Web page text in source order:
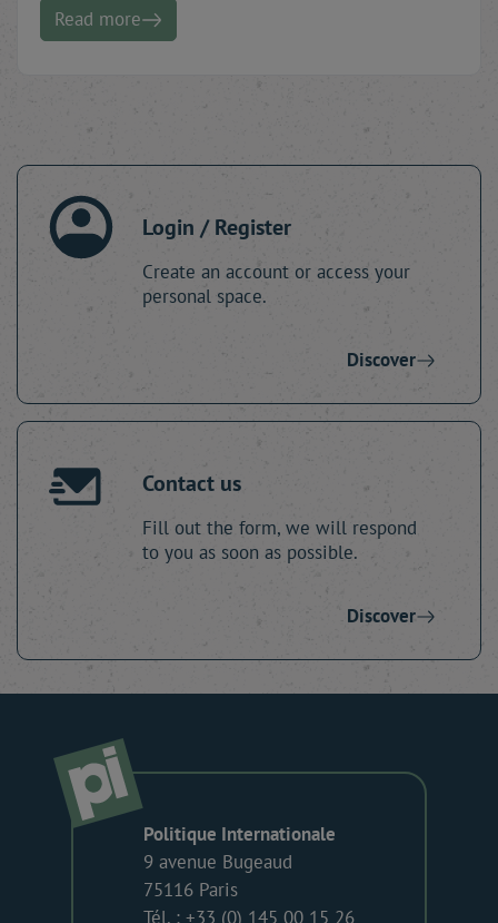
Read more
Login / Register
Create an account or access your
personal space.
Discover
Contact us
Fill out the form, we will respond
to you as soon as possible.
Discover
Politique Internationale
9 avenue Bugeaud
75116 Paris
Tél. : +33 (0) 145 00 15 26